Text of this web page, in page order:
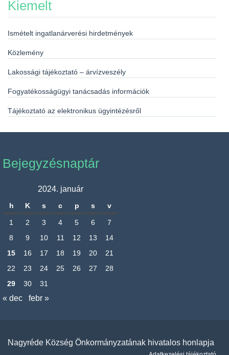
Kiemelt
Ismételt ingatlanárverési hirdetmények
Közlemény
Lakossági tájékoztató – árvízveszély
Fogyatékosságügyi tanácsadás információk
Tájékoztató az elektronikus ügyintézésről
Bejegyzésnaptár
2024. január
h K s c p s v
1 2 3 4 5 6
7
8
9 10 11 12 13
14
15
16 17 18 19 20
21
22
23 24 25 26 27
28
29
30 31
« dec febr »
Nagyréde Község Önkormányzatának hivatalos honlapja